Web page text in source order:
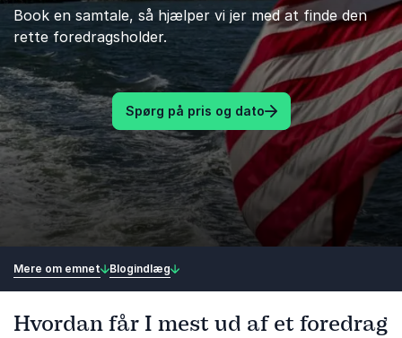
Book en samtale, så hjælper vi jer med at finde den
rette foredragsholder.
Spørg på pris og dato
Mere om emnet Blogindlæg
Hvordan får I mest ud af et foredrag